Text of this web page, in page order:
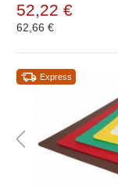
52,22 €
62,66 €
Express